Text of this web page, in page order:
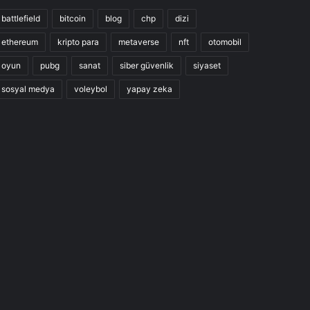
battlefield bitcoin blog chp dizi
ethereum kripto para metaverse nft otomobil
oyun pubg sanat siber güvenlik siyaset
sosyal medya voleybol yapay zeka